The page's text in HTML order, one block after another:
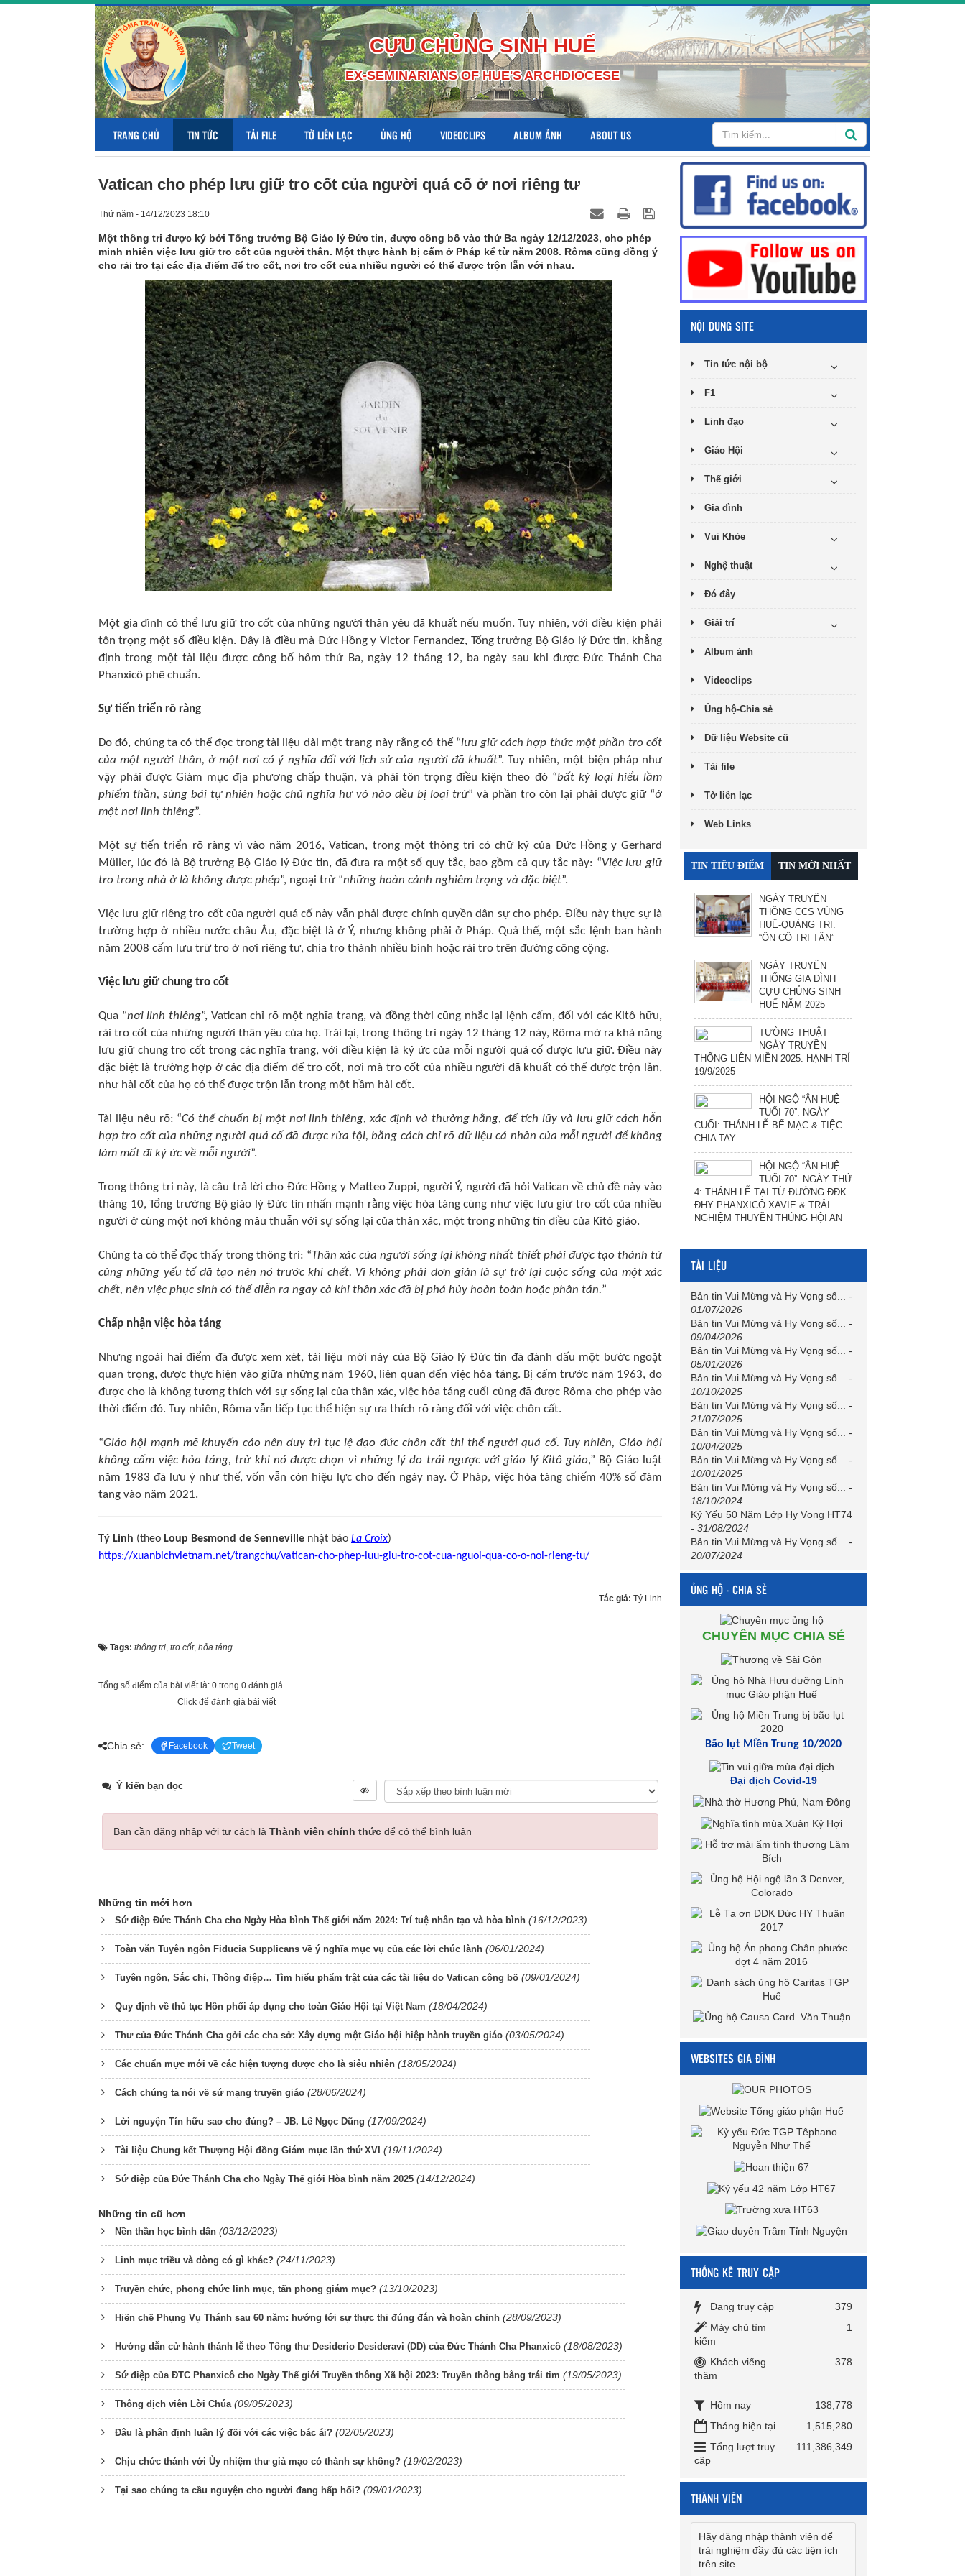
CỰU CHỦNG SINH HUẾ
EX-SEMINARIANS OF HUE'S ARCHDIOCESE
TRANG CHỦ TIN TỨC TẢI FILE TỜ LIÊN LẠC ỦNG HỘ VIDEOCLIPS ALBUM ẢNH ABOUT US
Vatican cho phép lưu giữ tro cốt của người quá cố ở nơi riêng tư
Thứ năm - 14/12/2023 18:10
Một thông tri được ký bởi Tổng trưởng Bộ Giáo lý Đức tin, được công bố vào thứ Ba ngày 12/12/2023, cho phép
minh nhiên việc lưu giữ tro cốt của người thân. Một thực hành bị cấm ở Pháp kể từ năm 2008. Rôma cũng đồng ý
cho rải tro tại các địa điểm để tro cốt, nơi tro cốt của nhiều người có thể được trộn lẫn với nhau.
Một gia đình có thể lưu giữ tro cốt của những người thân yêu đã khuất nếu muốn. Tuy nhiên, với điều kiện phải
tôn trọng một số điều kiện. Đây là điều mà Đức Hồng y Victor Fernandez, Tổng trưởng Bộ Giáo lý Đức tin, khẳng
định trong một tài liệu được công bố hôm thứ Ba, ngày 12 tháng 12, ba ngày sau khi được Đức Thánh Cha
Phanxicô phê chuẩn.
Sự tiến triển rõ ràng
Do đó, chúng ta có thể đọc trong tài liệu dài một trang này rằng có thể “lưu giữ cách hợp thức một phần tro cốt
của một người thân, ở một nơi có ý nghĩa đối với lịch sử của người đã khuất”. Tuy nhiên, một biện pháp như
vậy phải được Giám mục địa phương chấp thuận, và phải tôn trọng điều kiện theo đó “bất kỳ loại hiểu lầm
phiếm thần, sùng bái tự nhiên hoặc chủ nghĩa hư vô nào đều bị loại trừ” và phần tro còn lại phải được giữ “ở
một nơi linh thiêng”.
Một sự tiến triển rõ ràng vì vào năm 2016, Vatican, trong một thông tri có chữ ký của Đức Hồng y Gerhard
Müller, lúc đó là Bộ trưởng Bộ Giáo lý Đức tin, đã đưa ra một số quy tắc, bao gồm cả quy tắc này: “Việc lưu giữ
tro trong nhà ở là không được phép”, ngoại trừ “những hoàn cảnh nghiêm trọng và đặc biệt”.
Việc lưu giữ riêng tro cốt của người quá cố này vẫn phải được chính quyền dân sự cho phép. Điều này thực sự là
trường hợp ở nhiều nước châu Âu, đặc biệt là ở Ý, nhưng không phải ở Pháp. Quả thế, một sắc lệnh ban hành
năm 2008 cấm lưu trữ tro ở nơi riêng tư, chia tro thành nhiều bình hoặc rải tro trên đường công cộng.
Việc lưu giữ chung tro cốt
Qua “nơi linh thiêng”, Vatican chỉ rõ một nghĩa trang, và đồng thời cũng nhắc lại lệnh cấm, đối với các Kitô hữu,
rải tro cốt của những người thân yêu của họ. Trái lại, trong thông tri ngày 12 tháng 12 này, Rôma mở ra khả năng
lưu giữ chung tro cốt trong các nghĩa trang, với điều kiện là ký ức của mỗi người quá cố được lưu giữ. Điều này
đặc biệt là trường hợp ở các địa điểm để tro cốt, nơi mà tro cốt của nhiều người đã khuất có thể được trộn lẫn,
như hài cốt của họ có thể được trộn lẫn trong một hầm hài cốt.
Tài liệu nêu rõ: “Có thể chuẩn bị một nơi linh thiêng, xác định và thường hằng, để tích lũy và lưu giữ cách hỗn
hợp tro cốt của những người quá cố đã được rửa tội, bằng cách chỉ rõ dữ liệu cá nhân của mỗi người để không
làm mất đi ký ức về mỗi người”.
Trong thông tri này, là câu trả lời cho Đức Hồng y Matteo Zuppi, người Ý, người đã hỏi Vatican về chủ đề này vào
tháng 10, Tổng trưởng Bộ giáo lý Đức tin nhấn mạnh rằng việc hỏa táng cũng như việc lưu giữ tro cốt của nhiều
người ở cùng một nơi không mâu thuẫn với sự sống lại của thân xác, một trong những tín điều của Kitô giáo.
Chúng ta có thể đọc thấy trong thông tri: “Thân xác của người sống lại không nhất thiết phải được tạo thành từ
cùng những yếu tố đã tạo nên nó trước khi chết. Vì không phải đơn giản là sự trở lại cuộc sống của một xác
chết, nên việc phục sinh có thể diễn ra ngay cả khi thân xác đã bị phá hủy hoàn toàn hoặc phân tán.”
Chấp nhận việc hỏa táng
Nhưng ngoài hai điểm đã được xem xét, tài liệu mới này của Bộ Giáo lý Đức tin đã đánh dấu một bước ngoặt
quan trọng, được thực hiện vào giữa những năm 1960, liên quan đến việc hỏa táng. Bị cấm trước năm 1963, do
được cho là không tương thích với sự sống lại của thân xác, việc hỏa táng cuối cùng đã được Rôma cho phép vào
thời điểm đó. Tuy nhiên, Rôma vẫn tiếp tục thể hiện sự ưa thích rõ ràng đối với việc chôn cất.
“Giáo hội mạnh mẽ khuyến cáo nên duy trì tục lệ đạo đức chôn cất thi thể người quá cố. Tuy nhiên, Giáo hội
không cấm việc hỏa táng, trừ khi nó được chọn vì những lý do trái ngược với giáo lý Kitô giáo,” Bộ Giáo luật
năm 1983 đã lưu ý như thế, vốn vẫn còn hiệu lực cho đến ngày nay. Ở Pháp, việc hỏa táng chiếm 40% số đám
tang vào năm 2021.
Tý Linh (theo Loup Besmond de Senneville nhật báo La Croix)
https://xuanbichvietnam.net/trangchu/vatican-cho-phep-luu-giu-tro-cot-cua-nguoi-qua-co-o-noi-rieng-tu/
Tác giả: Tý Linh
Tags: thông tri, tro cốt, hỏa táng
Tổng số điểm của bài viết là: 0 trong 0 đánh giá
Click để đánh giá bài viết
Chia sẻ: Facebook Tweet
Ý kiến bạn đọc
Bạn cần đăng nhập với tư cách là Thành viên chính thức để có thể bình luận
Những tin mới hơn
Sứ điệp Đức Thánh Cha cho Ngày Hòa bình Thế giới năm 2024: Trí tuệ nhân tạo và hòa bình (16/12/2023)
Toàn văn Tuyên ngôn Fiducia Supplicans về ý nghĩa mục vụ của các lời chúc lành (06/01/2024)
Tuyên ngôn, Sắc chỉ, Thông điệp… Tìm hiểu phẩm trật của các tài liệu do Vatican công bố (09/01/2024)
Quy định về thủ tục Hôn phối áp dụng cho toàn Giáo Hội tại Việt Nam (18/04/2024)
Thư của Đức Thánh Cha gởi các cha sở: Xây dựng một Giáo hội hiệp hành truyền giáo (03/05/2024)
Các chuẩn mực mới về các hiện tượng được cho là siêu nhiên (18/05/2024)
Cách chúng ta nói về sứ mạng truyền giáo (28/06/2024)
Lời nguyện Tín hữu sao cho đúng? – JB. Lê Ngọc Dũng (17/09/2024)
Tài liệu Chung kết Thượng Hội đồng Giám mục lần thứ XVI (19/11/2024)
Sứ điệp của Đức Thánh Cha cho Ngày Thế giới Hòa bình năm 2025 (14/12/2024)
Những tin cũ hơn
Nền thần học bình dân (03/12/2023)
Linh mục triều và dòng có gì khác? (24/11/2023)
Truyền chức, phong chức linh mục, tấn phong giám mục? (13/10/2023)
Hiến chế Phụng Vụ Thánh sau 60 năm: hướng tới sự thực thi đúng đắn và hoàn chỉnh (28/09/2023)
Hướng dẫn cử hành thánh lễ theo Tông thư Desiderio Desideravi (DD) của Đức Thánh Cha Phanxicô (18/08/2023)
Sứ điệp của ĐTC Phanxicô cho Ngày Thế giới Truyền thông Xã hội 2023: Truyền thông bằng trái tim (19/05/2023)
Thông dịch viên Lời Chúa (09/05/2023)
Đâu là phân định luân lý đối với các việc bác ái? (02/05/2023)
Chịu chức thánh với Ủy nhiệm thư giả mạo có thành sự không? (19/02/2023)
Tại sao chúng ta cầu nguyện cho người đang hấp hối? (09/01/2023)
NỘI DUNG SITE
Tin tức nội bộ
F1
Linh đạo
Giáo Hội
Thế giới
Gia đình
Vui Khỏe
Nghệ thuật
Đó đây
Giải trí
Album ảnh
Videoclips
Ủng hộ-Chia sẻ
Dữ liệu Website cũ
Tải file
Tờ liên lạc
Web Links
TIN TIÊU ĐIỂM TIN MỚI NHẤT
NGÀY TRUYỀN
THỐNG CCS VÙNG
HUẾ-QUẢNG TRỊ.
“ÔN CỐ TRI TÂN”
NGÀY TRUYỀN
THỐNG GIA ĐÌNH
CỰU CHỦNG SINH
HUẾ NĂM 2025
TƯỜNG THUẬT
NGÀY TRUYỀN
THỐNG LIÊN MIỀN 2025. HẠNH TRÍ
19/9/2025
HỘI NGỘ “ÂN HUỆ
TUỔI 70”. NGÀY
CUỐI: THÁNH LỄ BẾ MẠC & TIỆC
CHIA TAY
HỘI NGỘ “ÂN HUỆ
TUỔI 70”. NGÀY THỨ
4: THÁNH LỄ TẠI TỪ ĐƯỜNG ĐĐK
ĐHY PHANXICÔ XAVIE & TRẢI
NGHIỆM THUYỀN THÚNG HỘI AN
TÀI LIỆU
Bản tin Vui Mừng và Hy Vọng số...
-
01/07/2026
Bản tin Vui Mừng và Hy Vọng số...
-
09/04/2026
Bản tin Vui Mừng và Hy Vọng số...
-
05/01/2026
Bản tin Vui Mừng và Hy Vọng số...
-
10/10/2025
Bản tin Vui Mừng và Hy Vọng số...
-
21/07/2025
Bản tin Vui Mừng và Hy Vọng số...
-
10/04/2025
Bản tin Vui Mừng và Hy Vọng số...
-
10/01/2025
Bản tin Vui Mừng và Hy Vọng số...
-
18/10/2024
Kỷ Yếu 50 Năm Lớp Hy Vọng HT74
- 31/08/2024
Bản tin Vui Mừng và Hy Vọng số...
-
20/07/2024
ỦNG HỘ - CHIA SẺ
CHUYÊN MỤC CHIA SẺ
Bão lụt Miền Trung 10/2020
Đại dịch Covid-19
WEBSITES GIA ĐÌNH
THỐNG KÊ TRUY CẬP
Đang truy cập
379
Máy chủ tìm
kiếm
1
Khách viếng
thăm
378
Hôm nay
138,778
Tháng hiện tại
1,515,280
Tổng lượt truy
cập
111,386,349
THÀNH VIÊN
Hãy đăng nhập thành viên để
trải nghiệm đầy đủ các tiện ích
trên site